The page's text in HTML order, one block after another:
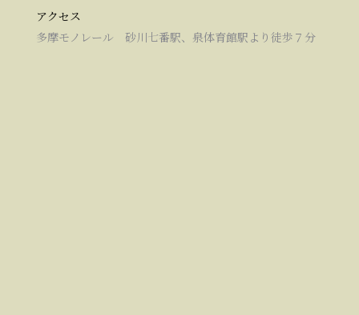
アクセス
多摩モノレール 砂川七番駅、泉体育館駅より徒歩７分